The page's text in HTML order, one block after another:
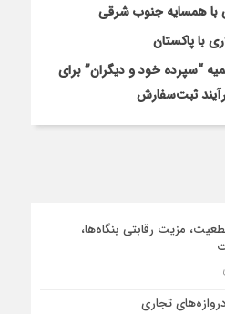
همسایه جنوب شرقی
“سپرده خود و دیگران” برای
ثبت‌سفارش
مزیت رقابتی بنگاه‌ها،
تجاری